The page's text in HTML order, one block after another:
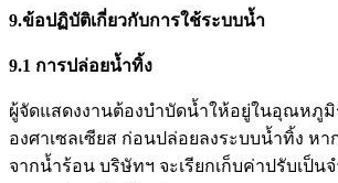
9.ข้อปฏิบัติเกี่ยวกับการใช้ระบบน้ำ
9.1 การปล่อยน้ำทิ้ง
ผู้จัดแสดงงานต้องบำบัดน้ำให้อยู่ในอุณหภูมิ
องศาเซลเซียส ก่อนปล่อยลงระบบน้ำทิ้ง หา
จากน้ำร้อน บริษัทฯ จะเรียกเก็บค่าปรับเป็น